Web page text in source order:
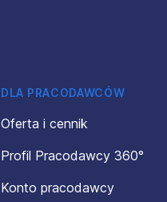
DLA PRACODAWCÓW
Oferta i cennik
Profil Pracodawcy 360°
Konto pracodawcy